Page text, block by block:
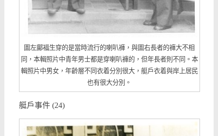
圖左鄺福生穿的是當時流行的喇叭褲，與圖右長者的褲大不相
同，本輯照片中青年男士都是穿喇叭褲的，但年長者則不同。本
輯照片中男女，年齡層不同衣着分別很大，艇戶衣着與岸上居民
也有很大分別。
艇戶事件 (24)